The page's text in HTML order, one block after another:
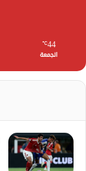
44
℃
الجمعة